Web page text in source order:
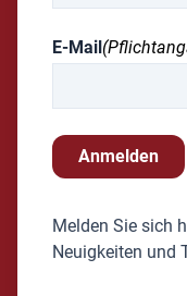
E-Mail
Anmelden
Melden Sie sich
Neuigkeiten und